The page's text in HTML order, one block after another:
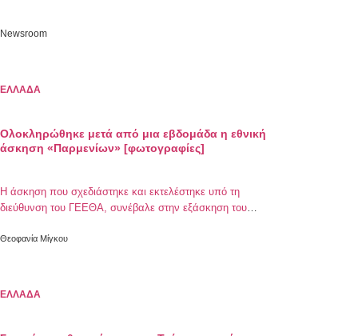
Newsroom
ΕΛΛΑΔΑ
Ολοκληρώθηκε μετά από μια εβδομάδα η εθνική
άσκηση «Παρμενίων» [φωτογραφίες]
Η άσκηση που σχεδιάστηκε και εκτελέστηκε υπό τη
διεύθυνση του ΓΕΕΘΑ, συνέβαλε στην εξάσκηση του
σχεδίασης, συντονισμού και διεξαγωγής Διακλαδικών
Θεοφανία Μίγκου
ΕΛΛΑΔΑ